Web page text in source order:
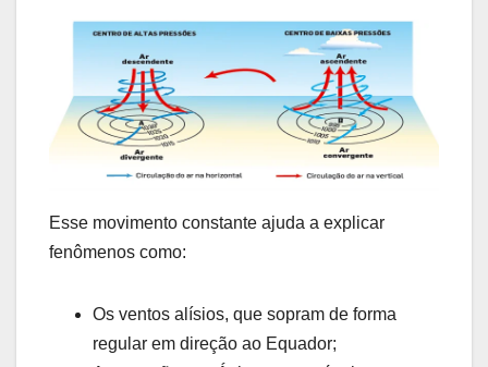
Esse movimento constante ajuda a explicar
fenômenos como:
Os ventos alísios, que sopram de forma
regular em direção ao Equador;